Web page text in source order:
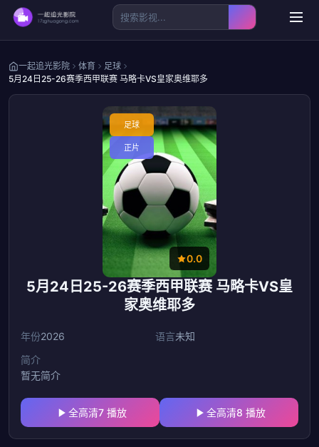
一起追光影院 体育
足球
5月24日25-26赛季西甲联赛 马略卡VS皇家奥维耶多
足球
正片
0.0
5月24日25-26赛季西甲联赛 马略卡VS皇
家奥维耶多
年份2026 语言未知
简介
暂无简介
全高清7 播放 全高清8 播放